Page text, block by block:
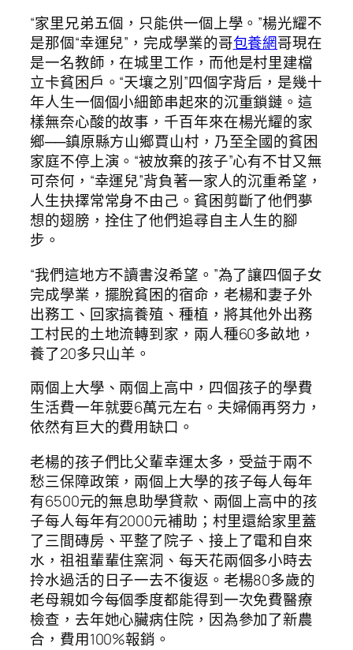
“家里兄弟五個，只能供一個上學。”楊光耀不
是那個“幸運兒”，完成學業的哥包養網哥現在
是一名教師，在城里工作，而他是村里建檔
立卡貧困戶。“天壤之別”四個字背后，是幾十
年人生一個個小細節串起來的沉重鎖鏈。這
樣無奈心酸的故事，千百年來在楊光耀的家
鄉──鎮原縣方山鄉賈山村，乃至全國的貧困
家庭不停上演。“被放棄的孩子”心有不甘又無
可奈何，“幸運兒”背負著一家人的沉重希望，
人生抉擇常常身不由己。貧困剪斷了他們夢
想的翅膀，拴住了他們追尋自主人生的腳
步。
“我們這地方不讀書沒希望。”為了讓四個子女
完成學業，擺脫貧困的宿命，老楊和妻子外
出務工、回家搞養殖、種植，將其他外出務
工村民的土地流轉到家，兩人種60多畝地，
養了20多只山羊。
兩個上大學、兩個上高中，四個孩子的學費
生活費一年就要6萬元左右。夫婦倆再努力，
依然有巨大的費用缺口。
老楊的孩子們比父輩幸運太多，受益于兩不
愁三保障政策，兩個上大學的孩子每人每年
有6500元的無息助學貸款、兩個上高中的孩
子每人每年有2000元補助；村里還給家里蓋
了三間磚房、平整了院子、接上了電和自來
水，祖祖輩輩住窯洞、每天花兩個多小時去
拎水過活的日子一去不復返。老楊80多歲的
老母親如今每個季度都能得到一次免費醫療
檢查，去年她心臟病住院，因為參加了新農
合，費用100%報銷。